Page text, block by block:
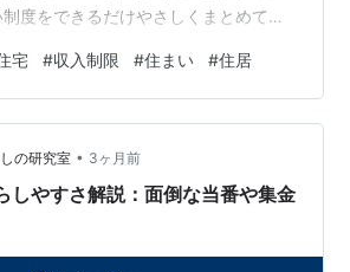
度をできるだけやさしくまとめて、
すぐに判断できるように整理しまし
都営住宅の収入制限の違いをやさし
自分に向いているのかが一目でわか
貸は“収入制限なし”、都営住宅は“収
賃貸の収入制限：ありません ● ただし
宅 #収入制限 #住まい #住居
の研究室 • 3ヶ月前
しやすさ解説：面倒な当番や集金